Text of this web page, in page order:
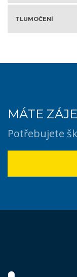
TLUMOČENÍ
MÁTE
Potřebujete